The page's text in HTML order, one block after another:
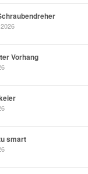
Vorhang
smart